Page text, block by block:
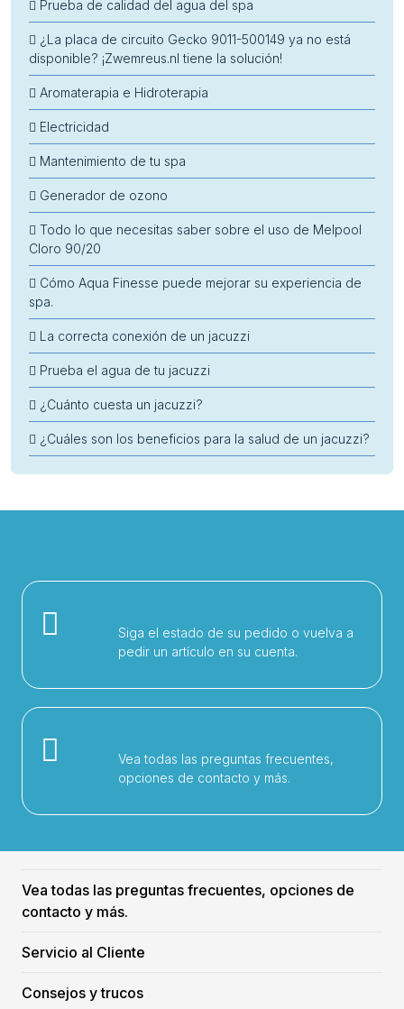
Prueba de calidad del agua del spa
¿La placa de circuito Gecko 9011-500149 ya no está
disponible? ¡Zwemreus.nl tiene la solución!
Aromaterapia e Hidroterapia
Electricidad
Mantenimiento de tu spa
Generador de ozono
Todo lo que necesitas saber sobre el uso de Melpool
Cloro 90/20
Cómo Aqua Finesse puede mejorar su experiencia de
spa.
La correcta conexión de un jacuzzi
Prueba el agua de tu jacuzzi
¿Cuánto cuesta un jacuzzi?
¿Cuáles son los beneficios para la salud de un jacuzzi?
Siga el estado de su pedido o vuelva a
pedir un artículo en su cuenta.
Vea todas las preguntas frecuentes,
opciones de contacto y más.
Vea todas las preguntas frecuentes, opciones de
contacto y más.
Servicio al Cliente
Consejos y trucos